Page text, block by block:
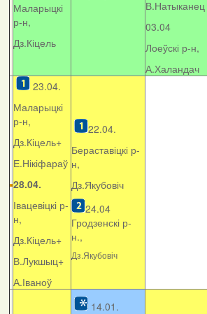
Маларыцкі
р-н,
Дз.Кіцель
В.Натыканец
03.04
Лоеўскі р-н,
А.Халандач
23.04.
Маларыцкі
р-н,
Дз.Кіцель+
Е.Нікіфараў
28.04.
Івацевіцкі р-
н,
Дз.Кіцель+
В.Лукшыц+
А.Іваноў
22.04.
Бераставіцкі р-
н,
Дз.Якубовіч
24.04
Гродзенскі р-
н.,
Дз.Якубовіч
14.01.